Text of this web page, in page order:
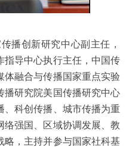
播创新研究中心副主任，
指导中心执行主任，中国传
体融合与传播国家重点实验
播研究院美国传播研究中心
、科创传播、城市传播为重
络强国、区域协调发展、教
略，主持并参与国家社科基